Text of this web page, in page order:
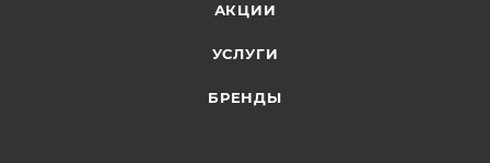
АКЦИИ
УСЛУГИ
БРЕНДЫ